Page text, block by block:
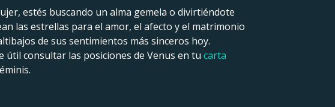
estés buscando un alma gemela o divirtiéndote
las estrellas para el amor, el afecto y el matrimonio
de sus sentimientos más sinceros hoy.
consultar las posiciones de Venus en tu carta